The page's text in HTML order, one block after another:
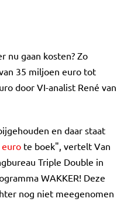
nu gaan kosten? Zo
35 miljoen euro tot
door VI-analist René van
en daar staat
te boek", vertelt Van
Triple Double in
WAKKER! Deze
nog niet meegenomen